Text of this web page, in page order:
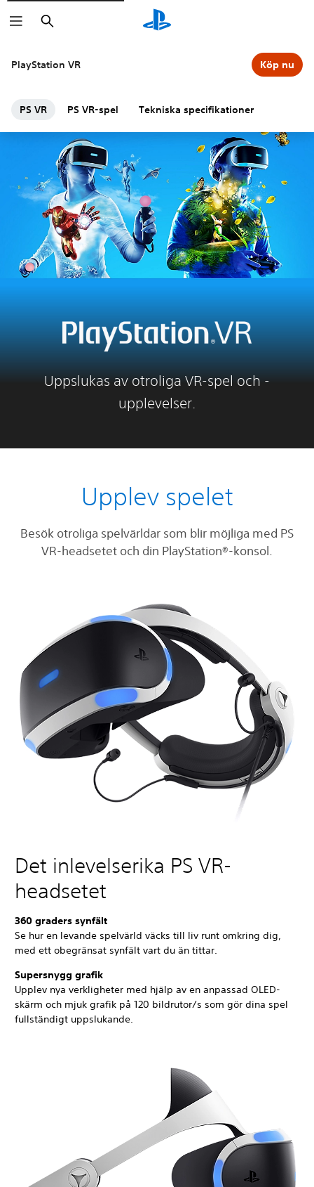
Sök
PlayStation VR
PS VR PS VR-spel Tekniska specifikationer
Köp nu
Uppslukas av otroliga VR-spel och -
upplevelser.
Upplev spelet
Besök otroliga spelvärldar som blir möjliga med PS
VR-headsetet och din PlayStation®-konsol.
Det inlevelserika PS VR-
headsetet
360 graders synfält
Se hur en levande spelvärld väcks till liv runt omkring dig,
med ett obegränsat synfält vart du än tittar.
Supersnygg grafik
Upplev nya verkligheter med hjälp av en anpassad OLED-
skärm och mjuk grafik på 120 bildrutor/s som gör dina spel
fullständigt uppslukande.